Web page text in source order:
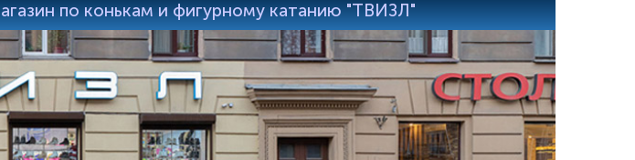
по конькам и фигурному катанию "ТВИЗЛ"